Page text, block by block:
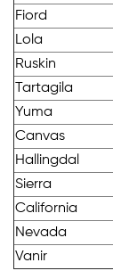
Fiord
Lola
Ruskin
Tartagila
Yuma
Canvas
Hallingdal
Sierra
California
Nevada
Vanir